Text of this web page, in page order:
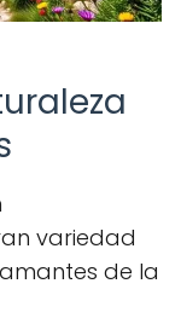
variedad
de la